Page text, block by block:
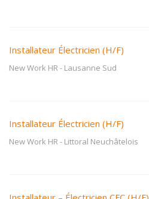
Installateur Électricien (H/F)
New Work HR- Lausanne Sud
Installateur Électricien (H/F)
New Work HR- Littoral Neuchâtelois